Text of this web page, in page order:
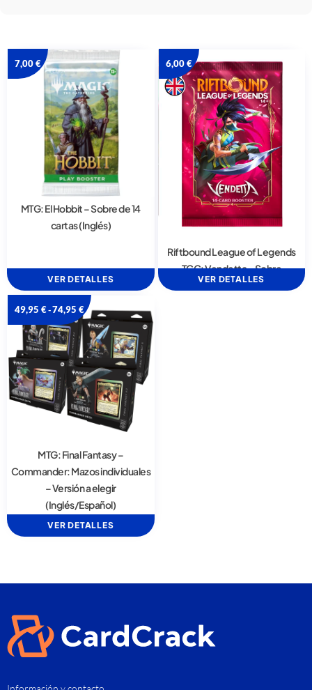
7,00€
MTG: El Hobbit – Sobre de 14
cartas (Inglés)
VER DETALLES
6,00€
Riftbound League of Legends
TCG: Vendetta – Sobre
VER DETALLES
49,95 €-74,95 €
MTG: Final Fantasy –
Commander: Mazos individuales
– Versión a elegir
(Inglés/Español)
VER DETALLES